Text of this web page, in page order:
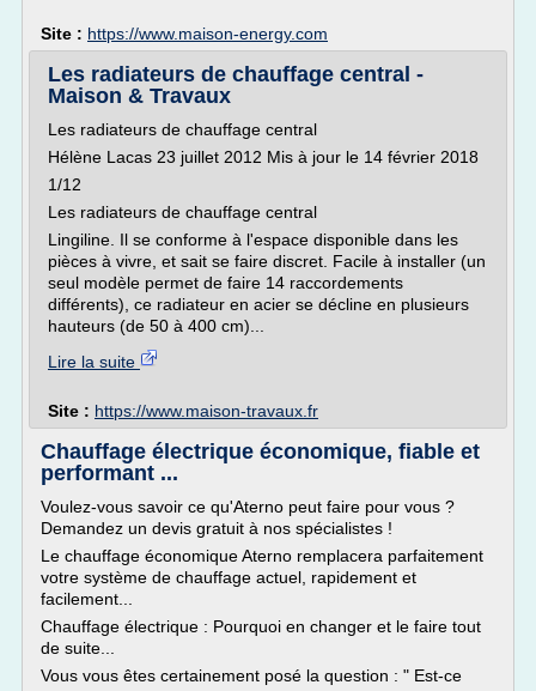
Site : https://www.maison-energy.com
Les radiateurs de chauffage central -
Maison & Travaux
Les radiateurs de chauffage central
Hélène Lacas 23 juillet 2012 Mis à jour le 14 février 2018
1/12
Les radiateurs de chauffage central
Lingiline. Il se conforme à l'espace disponible dans les
pièces à vivre, et sait se faire discret. Facile à installer (un
seul modèle permet de faire 14 raccordements
différents), ce radiateur en acier se décline en plusieurs
hauteurs (de 50 à 400 cm)...
Lire la suite
Site : https://www.maison-travaux.fr
Chauffage électrique économique, fiable et
performant ...
Voulez-vous savoir ce qu'Aterno peut faire pour vous ?
Demandez un devis gratuit à nos spécialistes !
Le chauffage économique Aterno remplacera parfaitement
votre système de chauffage actuel, rapidement et
facilement...
Chauffage électrique : Pourquoi en changer et le faire tout
de suite...
Vous vous êtes certainement posé la question : " Est-ce